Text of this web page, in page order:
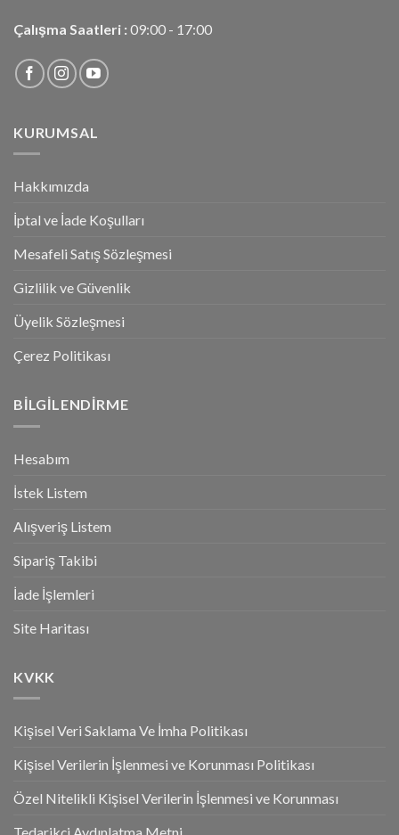
Çalışma Saatleri : 09:00 - 17:00
KURUMSAL
Hakkımızda
İptal ve İade Koşulları
Mesafeli Satış Sözleşmesi
Gizlilik ve Güvenlik
Üyelik Sözleşmesi
Çerez Politikası
BILGILENDIRME
Hesabım
İstek Listem
Alışveriş Listem
Sipariş Takibi
İade İşlemleri
Site Haritası
KVKK
Kişisel Veri Saklama Ve İmha Politikası
Kişisel Verilerin İşlenmesi ve Korunması Politikası
Özel Nitelikli Kişisel Verilerin İşlenmesi ve Korunması